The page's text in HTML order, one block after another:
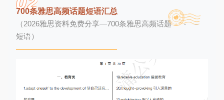
700条雅思高频话题短语汇总
（2026雅思资料免费分享—700条雅思高频话题
短语）